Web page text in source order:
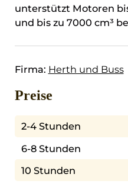
unterstützt Motoren
und bis zu 7000 cm³
Firma: Herth und Buss
Preise
2-4 Stunden
6-8 Stunden
10 Stunden